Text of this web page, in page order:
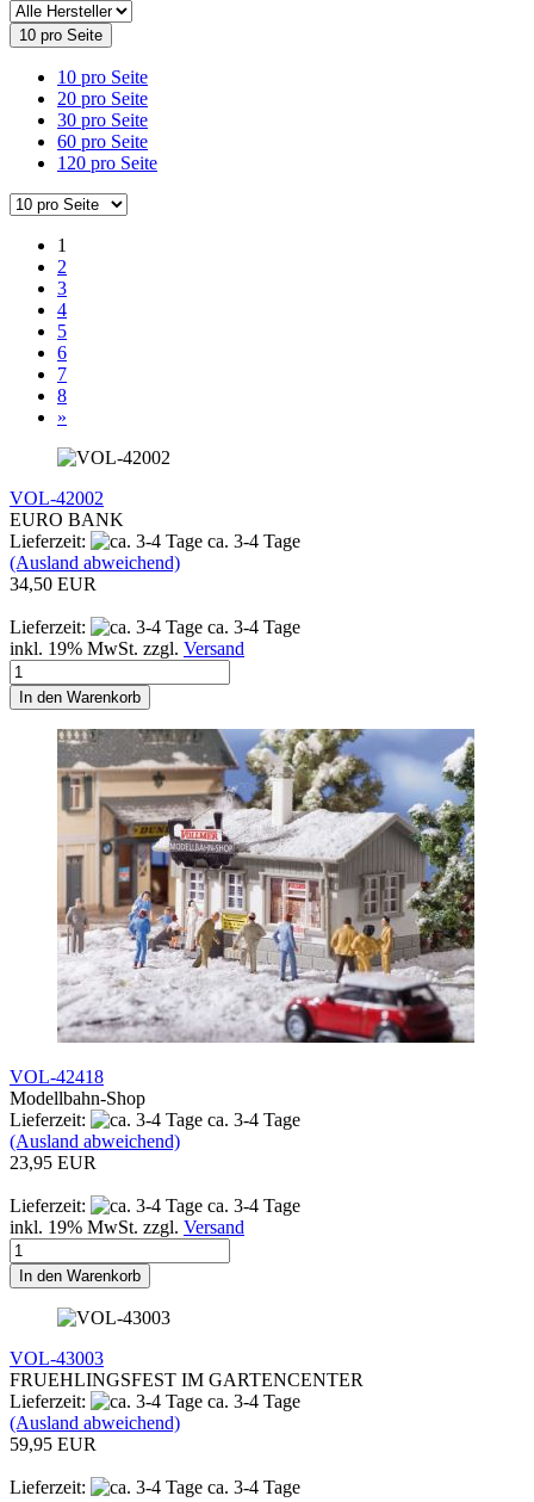
10 pro Seite
10 pro Seite
20 pro Seite
30 pro Seite
60 pro Seite
120 pro Seite
1
2
3
4
5
6
7
8
»
VOL-42002
EURO BANK
Lieferzeit:
ca. 3-4 Tage
(Ausland abweichend)
34,50 EUR
Lieferzeit:
ca. 3-4 Tage
inkl. 19% MwSt. zzgl. Versand
In den Warenkorb
VOL-42418
Modellbahn-Shop
Lieferzeit:
ca. 3-4 Tage
(Ausland abweichend)
23,95 EUR
Lieferzeit:
ca. 3-4 Tage
inkl. 19% MwSt. zzgl. Versand
In den Warenkorb
VOL-43003
FRUEHLINGSFEST IM GARTENCENTER
Lieferzeit:
ca. 3-4 Tage
(Ausland abweichend)
59,95 EUR
Lieferzeit:
ca. 3-4 Tage